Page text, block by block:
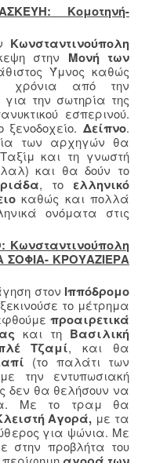
Κομοτηνή-
Κωνσταντινούπολη
στην Μονή των
Ύμνος καθώς
χρόνια από την
την σωτηρία της
εσπερινού.
Δείπνο.
των αρχηγών θα
και τη γνωστή
και θα δούν το
, το ελληνικό
καθώς και πολλά
ονόματα στις
Κωνσταντινούπολη
ΣΟΦΙΑ- ΚΡΟΥΑΖΙΕΡΑ
στον Ιππόδρομο
το μέτρημα
προαιρετικά
και τη Βασιλική
Τζαμί, και θα
(το παλάτι των
την εντυπωσιακή
δεν θα θελήσουν να
Με το τραμ θα
Αγορά, με τα
για ψώνια. Με
στην προβλήτα του